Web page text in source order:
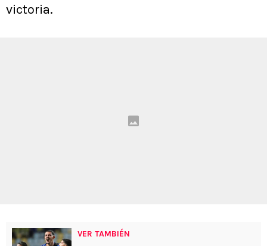
victoria.
VER TAMBIÉN